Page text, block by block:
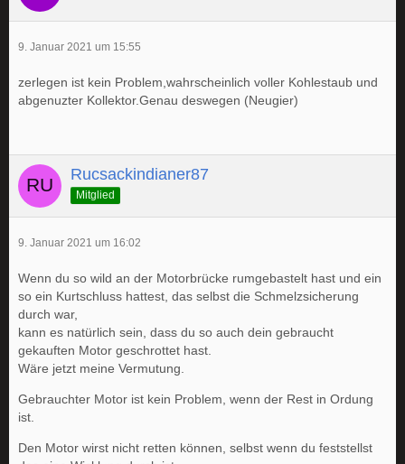
9. Januar 2021 um 15:55
zerlegen ist kein Problem,wahrscheinlich voller Kohlestaub und
abgenuzter Kollektor.Genau deswegen (Neugier)
Rucsackindianer87
Mitglied
9. Januar 2021 um 16:02
Wenn du so wild an der Motorbrücke rumgebastelt hast und ein
so ein Kurtschluss hattest, das selbst die Schmelzsicherung
durch war,
kann es natürlich sein, dass du so auch dein gebraucht
gekauften Motor geschrottet hast.
Wäre jetzt meine Vermutung.
Gebrauchter Motor ist kein Problem, wenn der Rest in Ordung
ist.
Den Motor wirst nicht retten können, selbst wenn du feststellst